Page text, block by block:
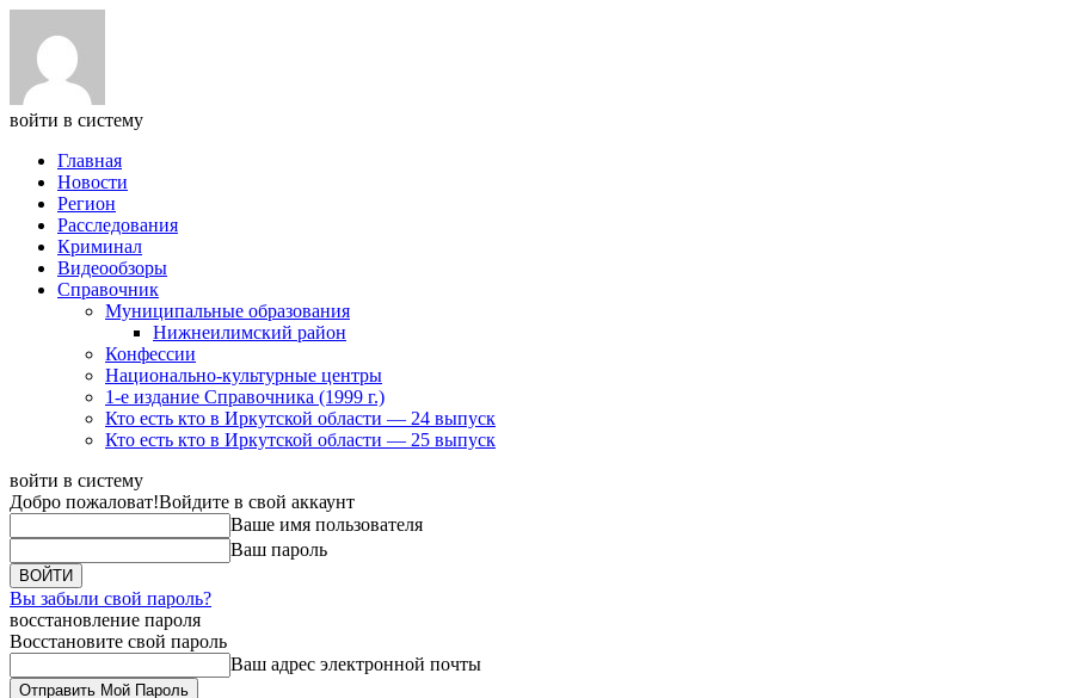
войти в систему
Главная
Новости
Регион
Расследования
Криминал
Видеообзоры
Справочник
Муниципальные образования
Нижнеилимский район
Конфессии
Национально-культурные центры
1-е издание Справочника (1999 г.)
Кто есть кто в Иркутской области — 24 выпуск
Кто есть кто в Иркутской области — 25 выпуск
войти в систему
Добро пожаловат!Войдите в свой аккаунт
Ваше имя пользователя
Ваш пароль
Вы забыли свой пароль?
восстановление пароля
Восстановите свой пароль
Ваш адрес электронной почты